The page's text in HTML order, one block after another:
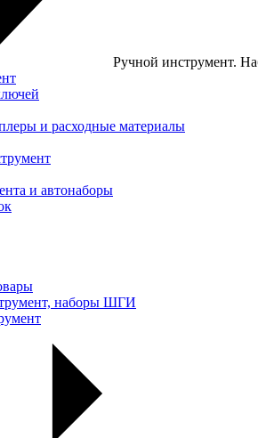
Ручной инструмент.
и расходные материалы
и автонаборы
наборы ШГИ